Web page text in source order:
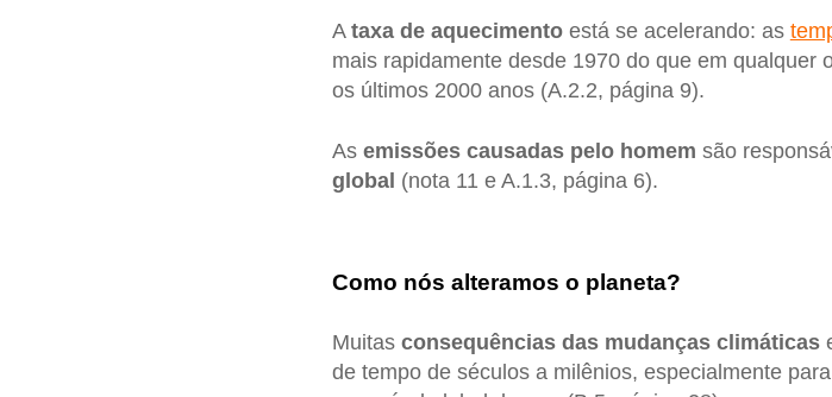
A taxa de aquecimentoestá se acelerando: as
mais rapidamente desde 1970 do que em
os últimos 2000 anos (A.2.2, página 9).
As emissões causadas pelo homem são
global (nota 11 e A.1.3, página 6).
Como nós alteramos o planeta?
Muitas consequências das mudanças climáticas
de tempo de séculos a milênios, especialmente para